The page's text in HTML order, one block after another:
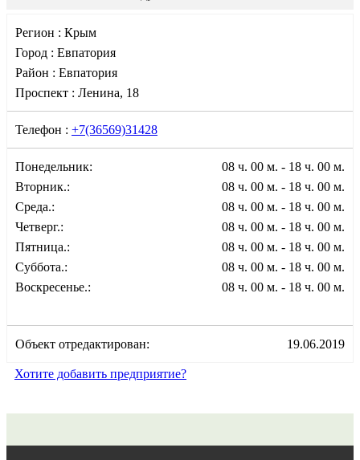
Регион : Крым
Город : Евпатория
Район : Евпатория
Проспект : Ленина, 18
Телефон : +7(36569)31428
Понедельник:
08 ч. 00 м. - 18 ч. 00 м.
Вторник.:
08 ч. 00 м. - 18 ч. 00 м.
Среда.:
08 ч. 00 м. - 18 ч. 00 м.
Четверг.:
08 ч. 00 м. - 18 ч. 00 м.
Пятница.:
08 ч. 00 м. - 18 ч. 00 м.
Суббота.:
08 ч. 00 м. - 18 ч. 00 м.
Воскресенье.:
08 ч. 00 м. - 18 ч. 00 м.
Объект отредактирован: 19.06.2019
Хотите добавить предприятие?